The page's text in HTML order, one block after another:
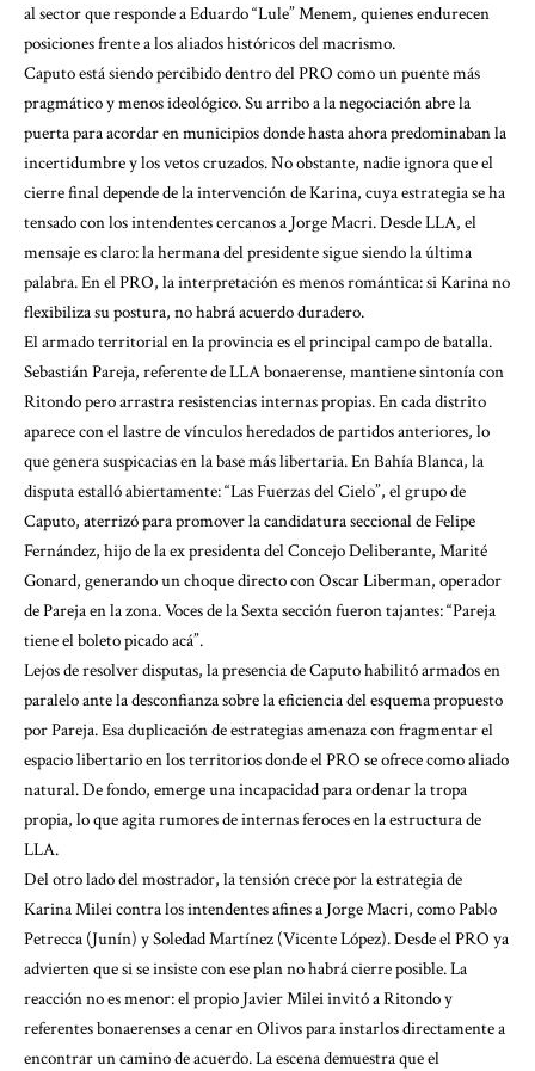
al sector que responde a Eduardo “Lule” Menem, quienes endurecen
posiciones frente a los aliados históricos del macrismo.
Caputo está siendo percibido dentro del PRO como un puente más
pragmático y menos ideológico. Su arribo a la negociación abre la
puerta para acordar en municipios donde hasta ahora predominaban la
incertidumbre y los vetos cruzados. No obstante, nadie ignora que el
cierre final depende de la intervención de Karina, cuya estrategia se ha
tensado con los intendentes cercanos a Jorge Macri. Desde LLA, el
mensaje es claro: la hermana del presidente sigue siendo la última
palabra. En el PRO, la interpretación es menos romántica: si Karina no
flexibiliza su postura, no habrá acuerdo duradero.
El armado territorial en la provincia es el principal campo de batalla.
Sebastián Pareja, referente de LLA bonaerense, mantiene sintonía con
Ritondo pero arrastra resistencias internas propias. En cada distrito
aparece con el lastre de vínculos heredados de partidos anteriores, lo
que genera suspicacias en la base más libertaria. En Bahía Blanca, la
disputa estalló abiertamente: “Las Fuerzas del Cielo”, el grupo de
Caputo, aterrizó para promover la candidatura seccional de Felipe
Fernández, hijo de la ex presidenta del Concejo Deliberante, Marité
Gonard, generando un choque directo con Oscar Liberman, operador
de Pareja en la zona. Voces de la Sexta sección fueron tajantes: “Pareja
tiene el boleto picado acá”.
Lejos de resolver disputas, la presencia de Caputo habilitó armados en
paralelo ante la desconfianza sobre la eficiencia del esquema propuesto
por Pareja. Esa duplicación de estrategias amenaza con fragmentar el
espacio libertario en los territorios donde el PRO se ofrece como aliado
natural. De fondo, emerge una incapacidad para ordenar la tropa
propia, lo que agita rumores de internas feroces en la estructura de
LLA.
Del otro lado del mostrador, la tensión crece por la estrategia de
Karina Milei contra los intendentes afines a Jorge Macri, como Pablo
Petrecca (Junín) y Soledad Martínez (Vicente López). Desde el PRO ya
advierten que si se insiste con ese plan no habrá cierre posible. La
reacción no es menor: el propio Javier Milei invitó a Ritondo y
referentes bonaerenses a cenar en Olivos para instarlos directamente a
encontrar un camino de acuerdo. La escena demuestra que el